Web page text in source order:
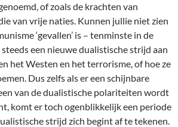
of zoals de krachten van
van vrije naties. Kunnen jullie niet zien
‘gevallen’ is – tenminste in de
een nieuwe dualistische strijd aan
het Westen en het terrorisme, of hoe ze
Dus zelfs als er een schijnbare
van de dualistische polariteiten wordt
komt er toch ogenblikkelijk een periode
strijd zich begint af te tekenen.